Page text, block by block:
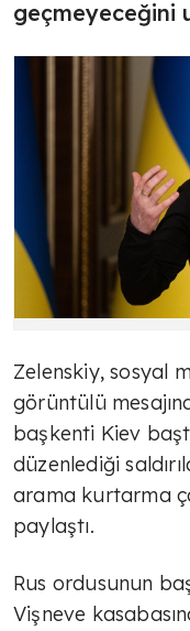
geçmeyeceğini
Zelenskiy, sosyal
görüntülü
başkenti Kiev
düzenlediği
arama kurtarma
paylaştı.
Rus ordusunun
Vişneve